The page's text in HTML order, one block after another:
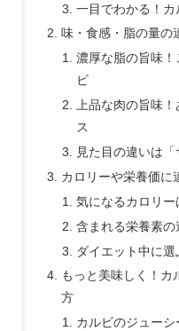
一目でわかる！
味・食感・脂の量の
濃厚な脂の旨味
ビ
上品な肉の旨味
ス
見た目の違いは
カロリーや栄養価に
気になるカロリー
含まれる栄養素の
ダイエット中に選
もっと美味しく！カ
方
カルビのジュー